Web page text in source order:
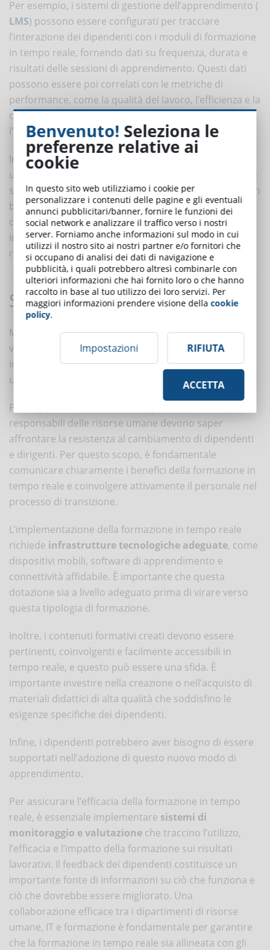
Per esempio, i sistemi di gestione dell’apprendimento (
LMS) possono essere configurati per tracciare
l’interazione dei dipendenti con i moduli di formazione
in tempo reale, fornendo dati su frequenza, durata e
risultati delle sessioni di apprendimento. Questi dati
possono essere poi correlati con le metriche di
performance, come la qualità del lavoro, l’efficienza e la
capacità di risolvere problemi complessi, per valutare
l’efficacia della formazione.
Inoltre, la formazione in tempo reale può essere
utilizzata per supportare processi di valutazione basati
su obiettivi e risultati, dove i dipendenti sono valutati in
base al raggiungimento di obiettivi specifici. In questo
contesto, la formazione in tempo reale fornisce agli
impiegati le risorse e le competenze necessarie per
raggiungere questi obiettivi in modo più efficace.
Sfide e considerazioni
Mentre la formazione in tempo reale offre numerosi
vantaggi, ci sono anche sfide e considerazioni
importanti da affrontare per garantire
un’implementazione efficace e di qualità.
Per
responsabili delle risorse umane devono saper
affrontare la resistenza al cambiamento di dipendenti
e dirigenti. Per questo scopo, è fondamentale
comunicare chiaramente i benefici della formazione in
tempo reale e coinvolgere attivamente il personale nel
processo di transizione.
L’implementazione della formazione in tempo reale
richiede infrastrutture tecnologiche adeguate, come
dispositivi mobili, software di apprendimento e
connettività affidabile. È importante che questa
dotazione sia a livello adeguato prima di virare verso
questa tipologia di formazione.
Inoltre, i contenuti formativi creati devono essere
pertinenti, coinvolgenti e facilmente accessibili in
tempo reale, e questo può essere una sfida. È
importante investire nella creazione o nell’acquisto di
materiali didattici di alta qualità che soddisfino le
esigenze specifiche dei dipendenti.
Infine, i dipendenti potrebbero aver bisogno di essere
supportati nell’adozione di questo nuovo modo di
apprendimento.
Per assicurare l’efficacia della formazione in tempo
reale, è essenziale implementare sistemi di
monitoraggio e valutazione che traccino l’utilizzo,
l’efficacia e l’impatto della formazione sui risultati
lavorativi. Il feedback dei dipendenti costituisce un
importante fonte di informazioni su ciò che funziona e
ciò che dovrebbe essere migliorato. Una
collaborazione efficace tra i dipartimenti di risorse
umane, IT e formazione è fondamentale per garantire
che la formazione in tempo reale sia allineata con gli
Benvenuto! Seleziona le
preferenze relative ai
cookie
In questo sito web utilizziamo i cookie per
personalizzare i contenuti delle pagine e gli eventuali
annunci pubblicitari/banner, fornire le funzioni dei
social network e analizzare il traffico verso i nostri
server. Forniamo anche informazioni sul modo in cui
utilizzi il nostro sito ai nostri partner e/o fornitori che
si occupano di analisi dei dati di navigazione e
pubblicità, i quali potrebbero altresì combinarle con
ulteriori informazioni che hai fornito loro o che hanno
raccolto in base al tuo utilizzo dei loro servizi. Per
maggiori informazioni prendere visione dellacookie
policy.
Impostazioni RIFIUTA
ACCETTA